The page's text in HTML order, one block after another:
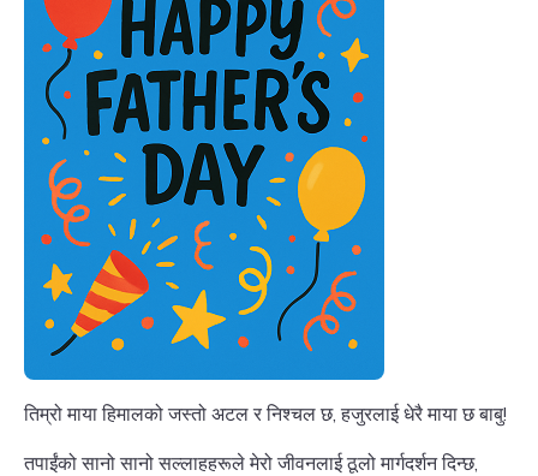
तिम्रो माया हिमालको जस्तो अटल र निश्चल छ, हजुरलाई धेरै माया छ बाबु!
तपाईंको सानो सानो सल्लाहहरूले मेरो जीवनलाई ठूलो मार्गदर्शन दिन्छ,